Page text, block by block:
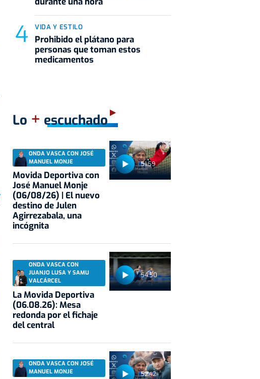
VIDA Y ESTILO
Prohibido el plátano para
personas que toman estos
medicamentos
Lo + escuchado
51:59
ONDA VASCA CON JOSÉ
MANUEL MONJE
Movida Deportiva con
José Manuel Monje
(06/08/26) | El nuevo
destino de Julen
Agirrezabala, una
incógnita
54:50
ONDA VASCA CON
JUANJO LUSA Y SAMU
VALCÁRCEL
La Movida Deportiva
(06.08.26): Mesa
redonda por el fichaje
del central
52:42
ONDA VASCA CON JOSÉ
MANUEL MONJE